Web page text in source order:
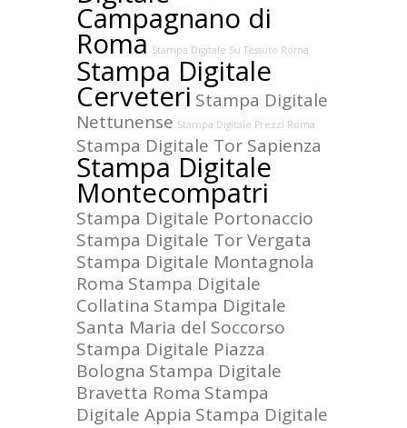
Campagnano di
Roma Stampa Digitale Su Tessuto Roma
Stampa Digitale
Cerveteri Stampa Digitale
Nettunense Stampa Digitale Prezzi Roma
Stampa Digitale Tor Sapienza
Stampa Digitale
Montecompatri
Stampa Digitale Portonaccio
Stampa Digitale Tor Vergata
Stampa Digitale Montagnola
Roma Stampa Digitale
Collatina Stampa Digitale
Santa Maria del Soccorso
Stampa Digitale Piazza
Bologna Stampa Digitale
Bravetta Roma Stampa
Digitale Appia Stampa Digitale